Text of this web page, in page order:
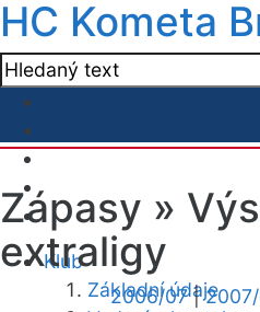
HC Kometa
Klub
Základní údaje
Zápasy »
extraligy
2006/07|